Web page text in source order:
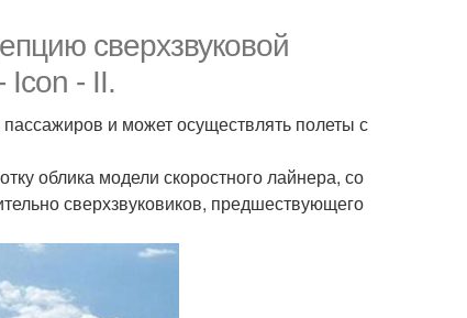
сверхзвуковой
Icon - II.
и может осуществлять полеты с
облика модели скоростного лайнера, со
сверхзвуковиков, предшествующего